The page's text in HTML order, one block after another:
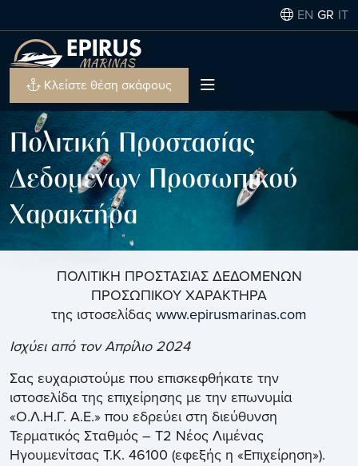
EN GR IT
Κλείστε θέση σκάφους
Πολιτική Προστασίας
Δεδομένων Προσωπικού
Χαρακτήρα
ΠΟΛΙΤΙΚΗ ΠΡΟΣΤΑΣΙΑΣ ΔΕΔΟΜΕΝΩΝ
ΠΡΟΣΩΠΙΚΟΥ ΧΑΡΑΚΤΗΡΑ
της ιστοσελίδαςwww.epirusmarinas.com
Ισχύει από τον Απρίλιο 2024
Σας ευχαριστούμε που επισκεφθήκατε την
ιστοσελίδα της επιχείρησης με την επωνυμία
«Ο.Λ.Η.Γ. Α.Ε.» που εδρεύει στη διεύθυνση
Τερματικός Σταθμός – Τ2 Νέος Λιμένας
Ηγουμενίτσας Τ.Κ. 46100 (εφεξής η «Επιχείρηση»).